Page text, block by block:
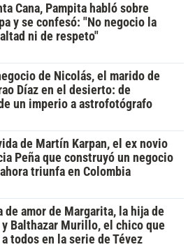
Cana, Pampita habló sobre
y se confesó: "No negocio la
ni de respeto"
de Nicolás, el marido de
Díaz en el desierto: de
un imperio a astrofotógrafo
de Martín Karpan, el ex novio
Peña que construyó un negocio
triunfa en Colombia
de amor de Margarita, la hija de
y Balthazar Murillo, el chico que
todos en la serie de Tévez